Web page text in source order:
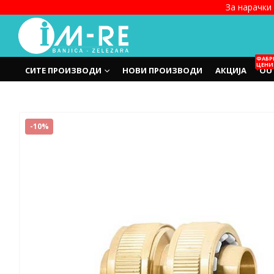
За
СИТЕ ПРОИЗВОДИ НОВИ ПРОИЗВОДИ АКЦИЈА
ЦЕНИ
-10%